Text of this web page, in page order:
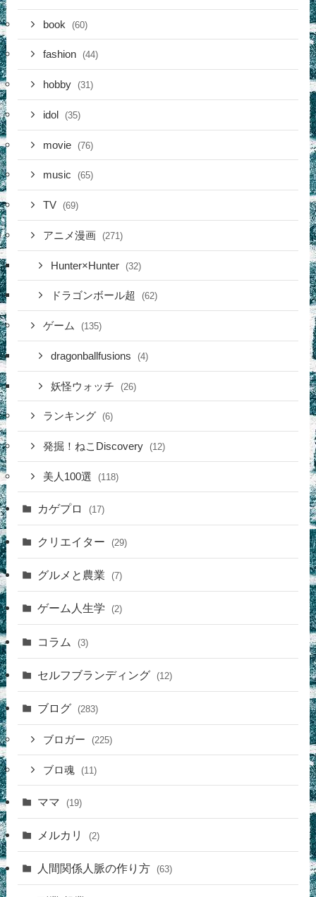
book (60)
fashion (44)
hobby (31)
idol (35)
movie (76)
music (65)
TV (69)
アニメ漫画 (271)
Hunter×Hunter (32)
ドラゴンボール超 (62)
ゲーム (135)
dragonballfusions (4)
妖怪ウォッチ (26)
ランキング (6)
発掘！ねこDiscovery (12)
美人100選 (118)
カゲプロ (17)
クリエイター (29)
グルメと農業 (7)
ゲーム人生学 (2)
コラム (3)
セルフブランディング (12)
ブログ (283)
ブロガー (225)
ブロ魂 (11)
ママ (19)
メルカリ (2)
人間関係人脈の作り方 (63)